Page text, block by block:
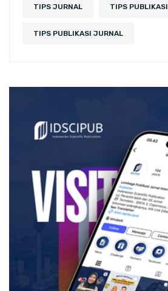
TIPS JURNAL TIPS PUBLIKASI
TIPS PUBLIKASI JURNAL